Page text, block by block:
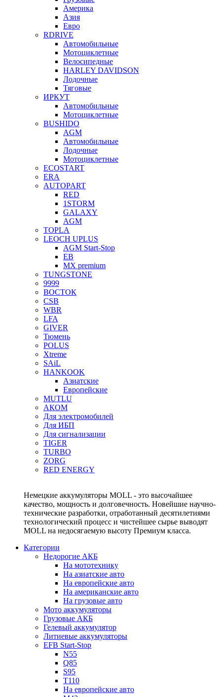
Америка
Азия
Евро
RDRIVE
Автомобильные
Мотоциклетные
Велосипедные
HARLEY DAVIDSON
Лодочные
Тяговые
ИРКУТ
Автомобильные
Мотоциклетные
BUSHIDO
AGM
Автомобильные
Лодочные
Мотоциклетные
ECOSTART
ERA
AUTOPART
RED
1STORM
GALAXY
AGM
TOPLA
LEOCH UPLUS
AGM Start-Stop
EB
MX premium
TUNGSTONE
9999
ВОСТОК
CSB
WBR
LFA
GIVER
Тюмень
POLUS
Xtreme
SAiL
HANKOOK
Азиатские
Европейские
MUTLU
АКОМ
Для электромобилей
Для ИБП
Для сигнализации
TIGER
TURBO
ZORG
RED ENERGY
Немецкие аккумуляторы MOLL - это высочайшее
качество, мощность и долговечность. Новейшие научно-
технические разработки, отработанный десятилетиями
технологический процесс и чистейшее сырье выводят
MOLL на недосягаемую высоту Премиум класса.
Категории
Недорогие АКБ
На мототехнику
На азиатские авто
На европейские авто
На американские авто
На грузовые авто
Мото аккумуляторы
Грузовые АКБ
Гелевый аккумулятор
Литиевые аккумуляторы
EFB Start-Stop
N55
Q85
S95
T110
На европейские авто